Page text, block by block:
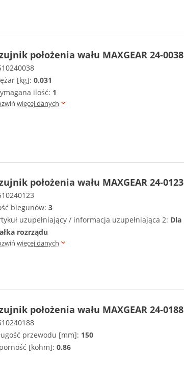
położenia wału MAXGEAR 24-0038
[kg]: 0.031
ilość: 1
więcej danych
położenia wału MAXGEAR 24-0123
biegunów: 3
uzupełniający / informacja uzupełniająca 2: Dla
rozrządu
więcej danych
położenia wału MAXGEAR 24-0188
przewodu [mm]: 150
[kohm]: 0.86